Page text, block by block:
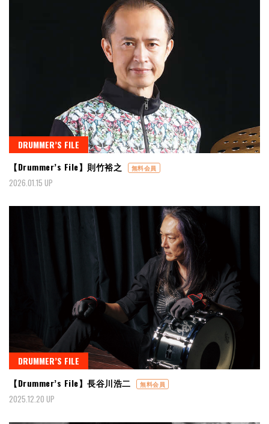
DRUMMER’S FILE
【Drummer’s File】則竹裕之
無料会員
2026.01.15 UP
DRUMMER’S FILE
【Drummer’s File】長谷川浩二
無料会員
2025.12.20 UP